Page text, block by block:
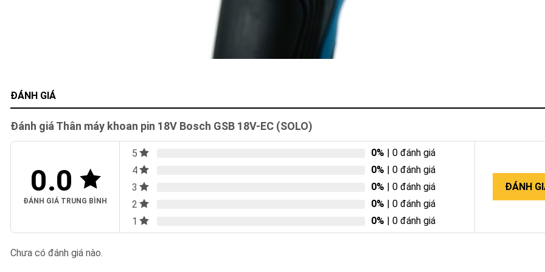
ĐÁNH GIÁ
Đánh giá Thân máy khoan pin 18V Bosch GSB 18V-EC (SOLO)
0.0
ĐÁNH GIÁ TRUNG BÌNH
5 0% | 0 đánh giá
4
0% | 0 đánh giá
3
0% | 0 đánh giá
2
0% | 0 đánh giá
1
0% | 0 đánh giá
ĐÁNH
Chưa có đánh giá nào.